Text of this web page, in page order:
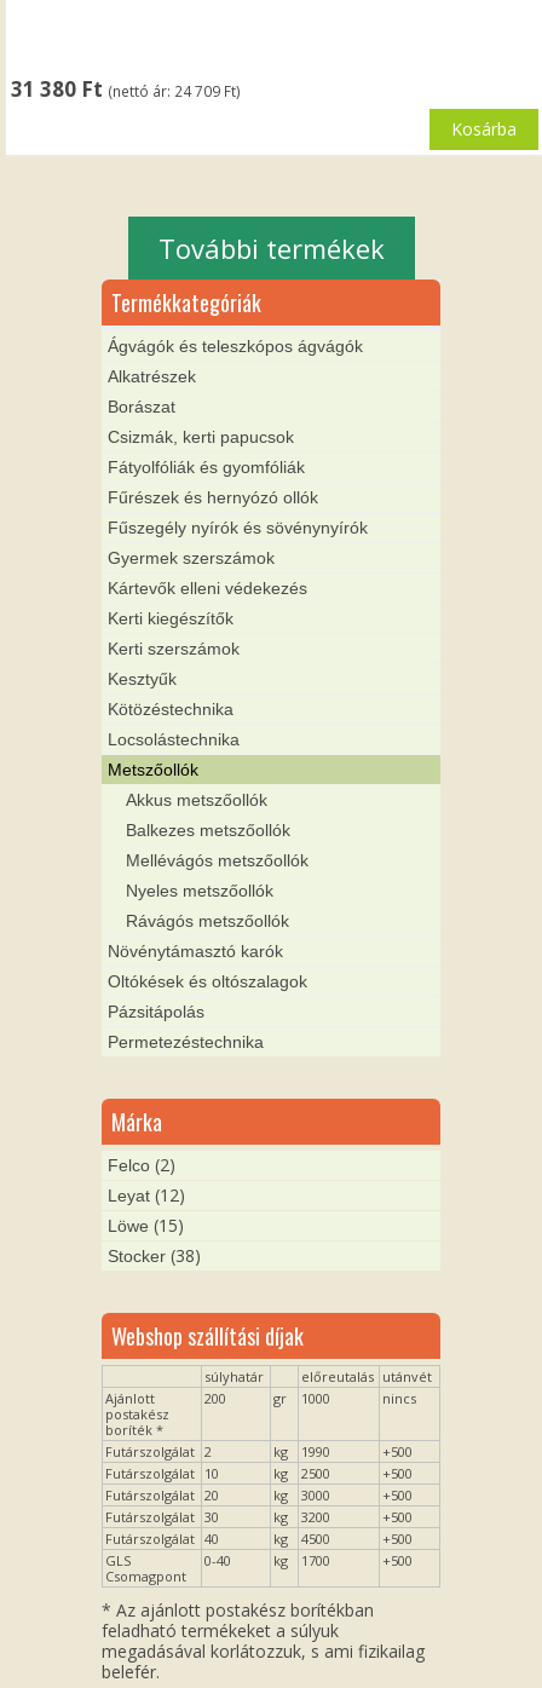
31 380 Ft (nettó ár: 24 709 Ft)
Kosárba
További termékek
Termékkategóriák
Ágvágók és teleszkópos ágvágók
Alkatrészek
Borászat
Csizmák, kerti papucsok
Fátyolfóliák és gyomfóliák
Fűrészek és hernyózó ollók
Fűszegély nyírók és sövénynyírók
Gyermek szerszámok
Kártevők elleni védekezés
Kerti kiegészítők
Kerti szerszámok
Kesztyűk
Kötözéstechnika
Locsolástechnika
Metszőollók
Akkus metszőollók
Balkezes metszőollók
Mellévágós metszőollók
Nyeles metszőollók
Rávágós metszőollók
Növénytámasztó karók
Oltókések és oltószalagok
Pázsitápolás
Permetezéstechnika
Márka
Felco (2)
Leyat (12)
Löwe (15)
Stocker (38)
Webshop szállítási díjak
súlyhatár előreutalás utánvét
Ajánlott
postakész
boríték *
200 gr 1000 nincs
Futárszolgálat 2 kg 1990
+500
Futárszolgálat 10 kg 2500
+500
Futárszolgálat 20 kg 3000
+500
Futárszolgálat 30 kg 3200
+500
Futárszolgálat 40 kg 4500
+500
GLS
Csomagpont
0-40 kg 1700 +500
* Az ajánlott postakész borítékban
feladható termékeket a súlyuk
megadásával korlátozzuk, s ami fizikailag
belefér.